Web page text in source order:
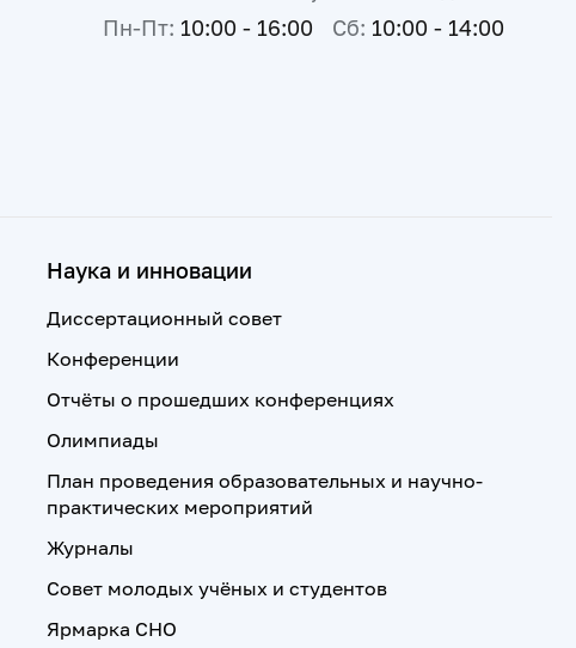
Пн-Пт: 10:00 - 16:00 Сб: 10:00 - 14:00
Наука и инновации
Диссертационный совет
Конференции
Отчёты о прошедших конференциях
Олимпиады
План проведения образовательных и научно-
практических мероприятий
Журналы
Совет молодых учёных и студентов
Ярмарка СНО